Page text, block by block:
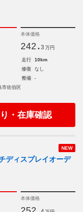
本体価格
242. 3 万円
走行
10km
修復
なし
整備
-
市佐伯区
・在庫確認
NEW
ディスプレイオーデ
本体価格